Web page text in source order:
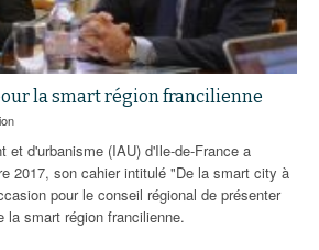
la smart région francilienne
et d'urbanisme (IAU) d'Ile-de-France a
2017, son cahier intitulé "De la smart city à
pour le conseil régional de présenter
la smart région francilienne.